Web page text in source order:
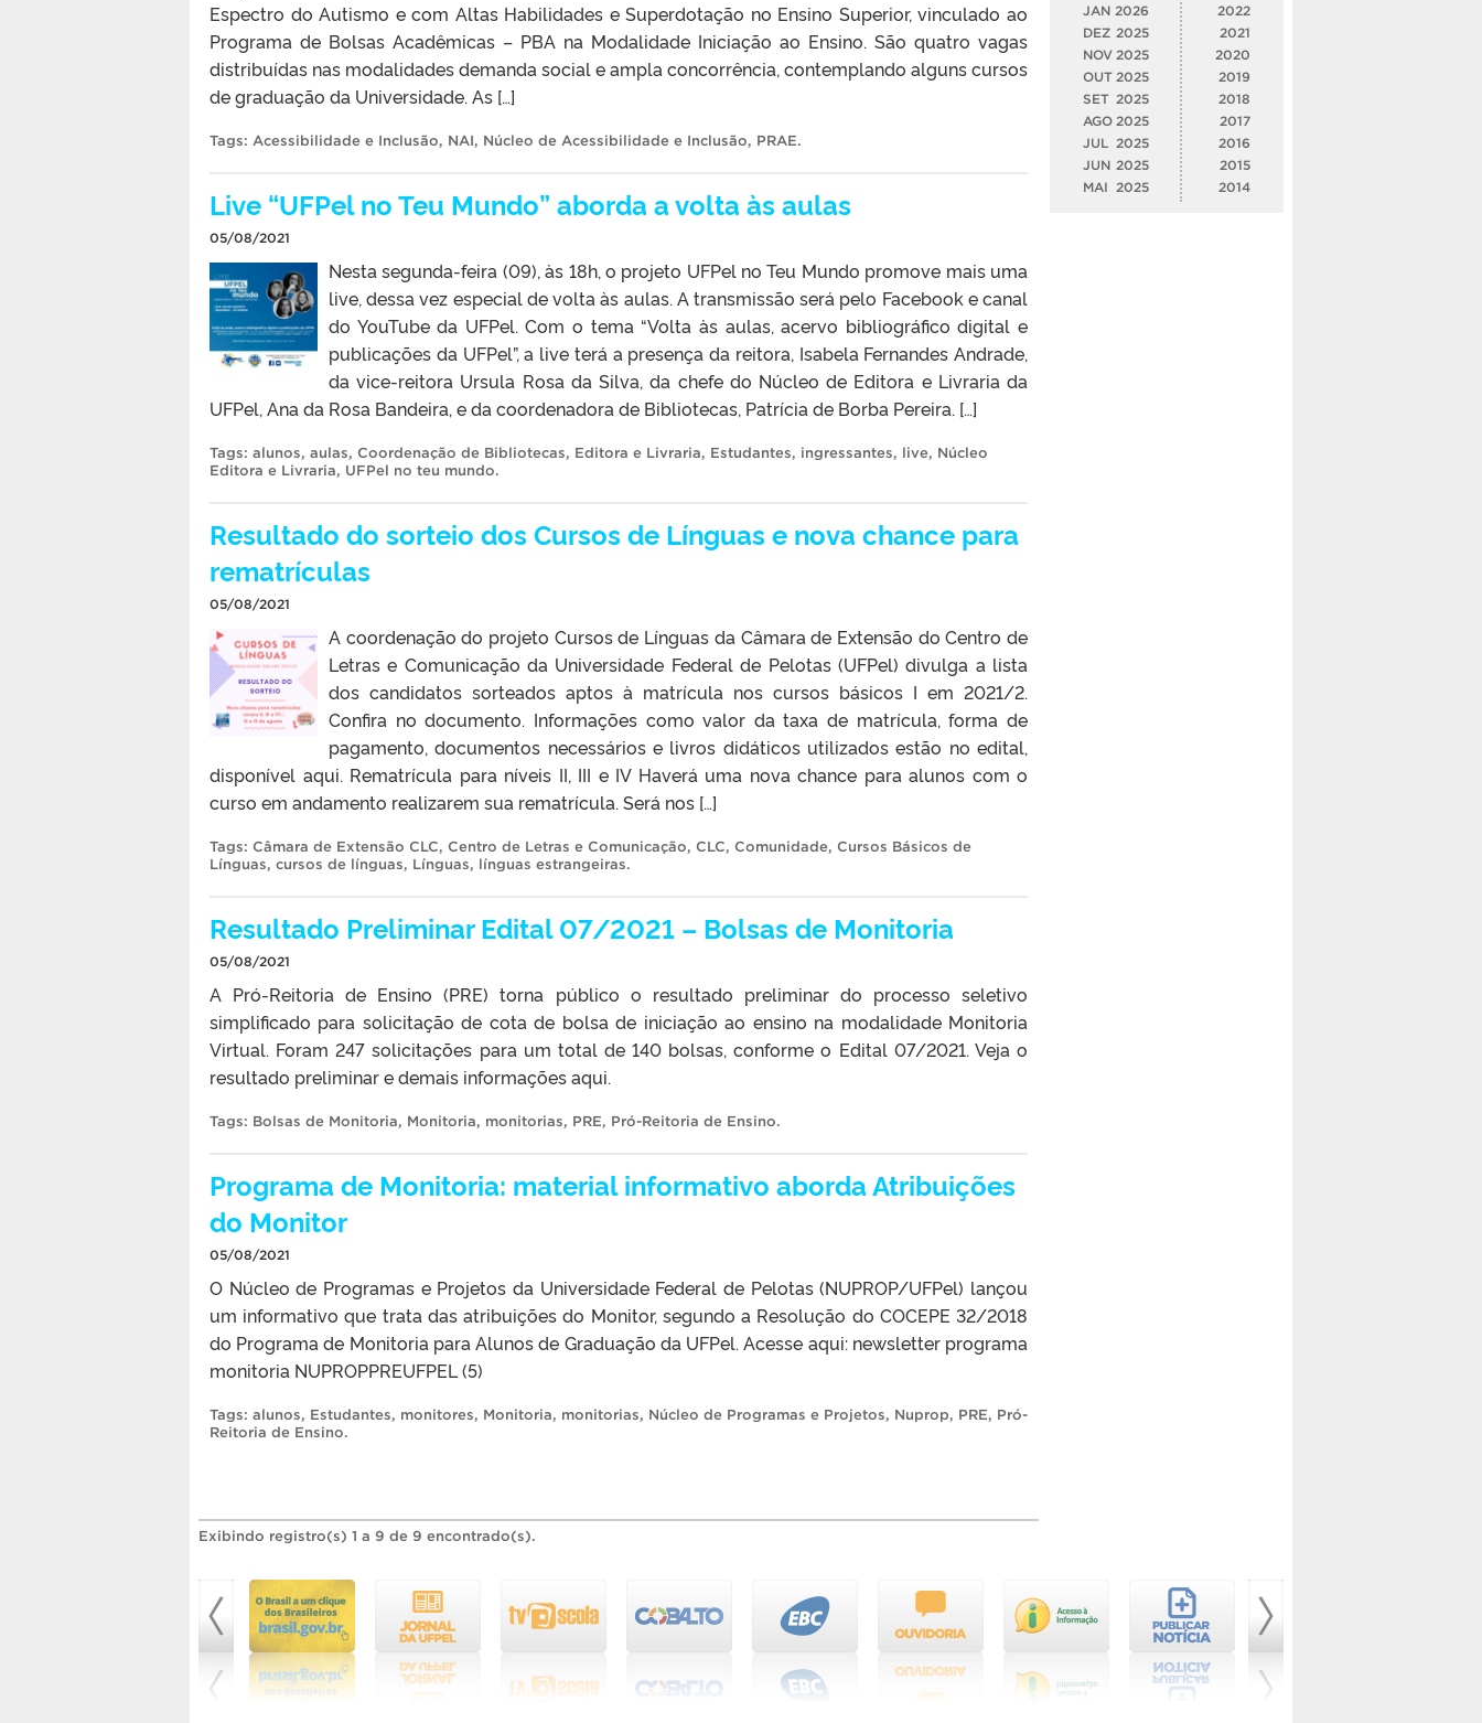
Espectro do Autismo e com Altas Habilidades e Superdotação no Ensino Superior, vinculado ao
Programa de Bolsas Acadêmicas – PBA na Modalidade Iniciação ao Ensino. São quatro vagas
distribuídas nas modalidades demanda social e ampla concorrência, contemplando alguns cursos
de graduação da Universidade. As […]
Tags: Acessibilidade e Inclusão, NAI, Núcleo de Acessibilidade e Inclusão, PRAE.
Live “UFPel no Teu Mundo” aborda a volta às aulas
05/08/2021
Nesta segunda-feira (09), às 18h, o projeto UFPel no Teu Mundo promove mais uma
live, dessa vez especial de volta às aulas. A transmissão será pelo Facebook e canal
do YouTube da UFPel. Com o tema “Volta às aulas, acervo bibliográfico digital e
publicações da UFPel”, a live terá a presença da reitora, Isabela Fernandes Andrade,
da vice-reitora Ursula Rosa da Silva, da chefe do Núcleo de Editora e Livraria da
UFPel, Ana da Rosa Bandeira, e da coordenadora de Bibliotecas, Patrícia de Borba Pereira. […]
Tags: alunos, aulas, Coordenação de Bibliotecas, Editora e Livraria, Estudantes, ingressantes, live, Núcleo
Editora e Livraria, UFPel no teu mundo.
Resultado do sorteio dos Cursos de Línguas e nova chance para
rematrículas
05/08/2021
A coordenação do projeto Cursos de Línguas da Câmara de Extensão do Centro de
Letras e Comunicação da Universidade Federal de Pelotas (UFPel) divulga a lista
dos candidatos sorteados aptos à matrícula nos cursos básicos I em 2021/2.
Confira no documento. Informações como valor da taxa de matrícula, forma de
pagamento, documentos necessários e livros didáticos utilizados estão no edital,
disponível aqui. Rematrícula para níveis II, III e IV Haverá uma nova chance para alunos com o
curso em andamento realizarem sua rematrícula. Será nos […]
Tags: Câmara de Extensão CLC, Centro de Letras e Comunicação, CLC, Comunidade, Cursos Básicos de
Línguas, cursos de línguas, Línguas, línguas estrangeiras.
Resultado Preliminar Edital 07/2021 – Bolsas de Monitoria
05/08/2021
A Pró-Reitoria de Ensino (PRE) torna público o resultado preliminar do processo seletivo
simplificado para solicitação de cota de bolsa de iniciação ao ensino na modalidade Monitoria
Virtual. Foram 247 solicitações para um total de 140 bolsas, conforme o Edital 07/2021. Veja o
resultado preliminar e demais informações aqui.
Tags: Bolsas de Monitoria, Monitoria, monitorias, PRE, Pró-Reitoria de Ensino.
Programa de Monitoria: material informativo aborda Atribuições
do Monitor
05/08/2021
O Núcleo de Programas e Projetos da Universidade Federal de Pelotas (NUPROP/UFPel) lançou
um informativo que trata das atribuições do Monitor, segundo a Resolução do COCEPE 32/2018
do Programa de Monitoria para Alunos de Graduação da UFPel. Acesse aqui: newsletter programa
monitoria NUPROPPREUFPEL (5)
Tags: alunos, Estudantes, monitores, Monitoria, monitorias, Núcleo de Programas e Projetos, Nuprop, PRE, Pró-
Reitoria de Ensino.
Exibindo registro(s) 1 a 9 de 9 encontrado(s).
JAN 2026
DEZ 2025
NOV 2025
OUT 2025
SET 2025
AGO 2025
JUL
2025
JUN 2025
MAI
2025
2022
2021
2020
2019
2018
2017
2016
2015
2014